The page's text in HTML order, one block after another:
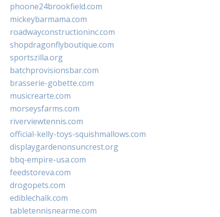
phoone24brookfield.com
mickeybarmama.com
roadwayconstructioninc.com
shopdragonflyboutique.com
sportszilla.org
batchprovisionsbar.com
brasserie-gobette.com
musicrearte.com
morseysfarms.com
riverviewtennis.com
official-kelly-toys-squishmallows.com
displaygardenonsuncrest.org
bbq-empire-usa.com
feedstoreva.com
drogopets.com
ediblechalk.com
tabletennisnearme.com